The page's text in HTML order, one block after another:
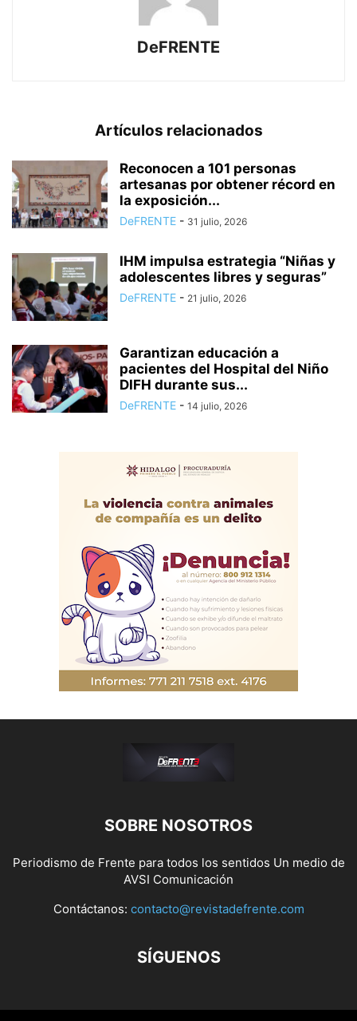
DeFRENTE
Artículos relacionados
Reconocen a 101 personas
artesanas por obtener récord en
la exposición...
DeFRENTE - 31 julio, 2026
IHM impulsa estrategia “Niñas y
adolescentes libres y seguras”
DeFRENTE - 21 julio, 2026
Garantizan educación a
pacientes del Hospital del Niño
DIFH durante sus...
DeFRENTE - 14 julio, 2026
SOBRE NOSOTROS
Periodismo de Frente para todos los sentidos Un medio de
AVSI Comunicación
Contáctanos: contacto@revistadefrente.com
SÍGUENOS